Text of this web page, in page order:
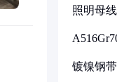
照明母
镀镍钢